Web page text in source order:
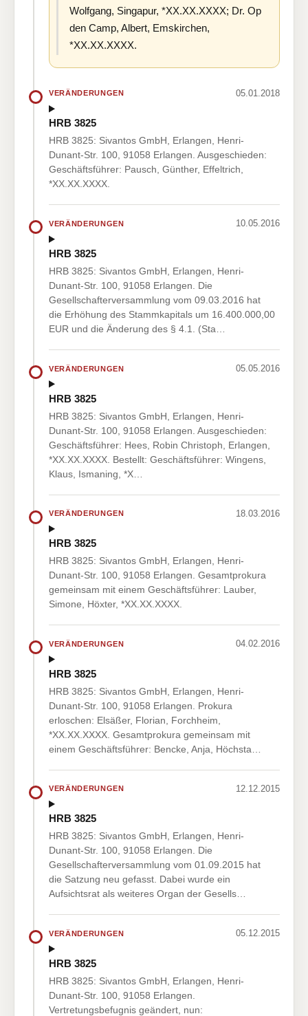
Wolfgang, Singapur, *XX.XX.XXXX; Dr. Op
den Camp, Albert, Emskirchen,
*XX.XX.XXXX.
VERÄNDERUNGEN 05.01.2018
HRB 3825
HRB 3825: Sivantos GmbH, Erlangen, Henri-
Dunant-Str. 100, 91058 Erlangen. Ausgeschieden:
Geschäftsführer: Pausch, Günther, Effeltrich,
*XX.XX.XXXX.
VERÄNDERUNGEN 10.05.2016
HRB 3825
HRB 3825: Sivantos GmbH, Erlangen, Henri-
Dunant-Str. 100, 91058 Erlangen. Die
Gesellschafterversammlung vom 09.03.2016 hat
die Erhöhung des Stammkapitals um 16.400.000,00
EUR und die Änderung des § 4.1. (Sta…
VERÄNDERUNGEN 05.05.2016
HRB 3825
HRB 3825: Sivantos GmbH, Erlangen, Henri-
Dunant-Str. 100, 91058 Erlangen. Ausgeschieden:
Geschäftsführer: Hees, Robin Christoph, Erlangen,
*XX.XX.XXXX. Bestellt: Geschäftsführer: Wingens,
Klaus, Ismaning, *X…
VERÄNDERUNGEN 18.03.2016
HRB 3825
HRB 3825: Sivantos GmbH, Erlangen, Henri-
Dunant-Str. 100, 91058 Erlangen. Gesamtprokura
gemeinsam mit einem Geschäftsführer: Lauber,
Simone, Höxter, *XX.XX.XXXX.
VERÄNDERUNGEN 04.02.2016
HRB 3825
HRB 3825: Sivantos GmbH, Erlangen, Henri-
Dunant-Str. 100, 91058 Erlangen. Prokura
erloschen: Elsäßer, Florian, Forchheim,
*XX.XX.XXXX. Gesamtprokura gemeinsam mit
einem Geschäftsführer: Bencke, Anja, Höchsta…
VERÄNDERUNGEN 12.12.2015
HRB 3825
HRB 3825: Sivantos GmbH, Erlangen, Henri-
Dunant-Str. 100, 91058 Erlangen. Die
Gesellschafterversammlung vom 01.09.2015 hat
die Satzung neu gefasst. Dabei wurde ein
Aufsichtsrat als weiteres Organ der Gesells…
VERÄNDERUNGEN 05.12.2015
HRB 3825
HRB 3825: Sivantos GmbH, Erlangen, Henri-
Dunant-Str. 100, 91058 Erlangen.
Vertretungsbefugnis geändert, nun: